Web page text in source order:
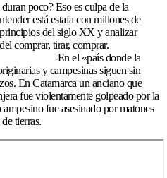
poco? Eso es culpa de la
está estafa con millones de
del siglo XX y analizar
del comprar, tirar, comprar.
donde la
y campesinas siguen sin
En Catamarca un anciano que
fue violentamente golpeado por la
fue asesinado por matones
tierras.